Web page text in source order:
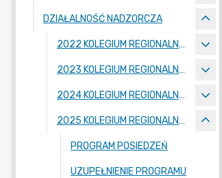
DZIAŁALNOŚĆ NADZORCZA
2022 KOLEGIUM REGIONALNEJ IZBY OBRACHUNKOWEJ W POZNANIU
2023 KOLEGIUM REGIONALNEJ IZBY OBRACHUNKOWEJ W POZNANIU
2024 KOLEGIUM REGIONALNEJ IZBY OBRACHUNKOWEJ W POZNANIU
2025 KOLEGIUM REGIONALNEJ IZBY OBRACHUNKOWEJ W POZNANIU
PROGRAM POSIEDZEŃ
UZUPEŁNIENIE PROGRAMU